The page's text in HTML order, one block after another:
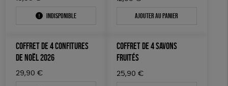
Indisponible Ajouter au panier
COFFRET DE 4 CONFITURES
DE NOËL 2026
29,90 €
COFFRET DE 4 SAVONS
FRUITÉS
25,90 €